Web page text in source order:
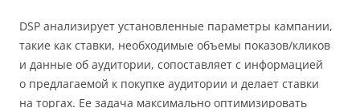
DSP анализирует установленные параметры кампании,
такие как ставки, необходимые объемы показов/кликов
и данные об аудитории, сопоставляет с информацией
о предлагаемой к покупке аудитории и делает ставки
на торгах. Ее задача максимально оптимизировать